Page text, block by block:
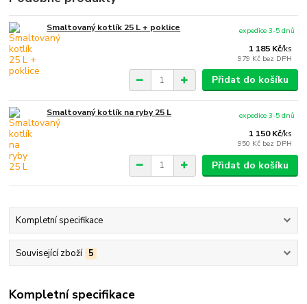
Smaltovaný kotlík 25 L + poklice
1 185 Kč/ks
979 Kč bez DPH
expedice 3-5 dnů
Přidat do košíku
Smaltovaný kotlík na ryby 25 L
1 150 Kč/ks
950 Kč bez DPH
expedice 3-5 dnů
Přidat do košíku
Kompletní specifikace
Související zboží 5
Kompletní specifikace